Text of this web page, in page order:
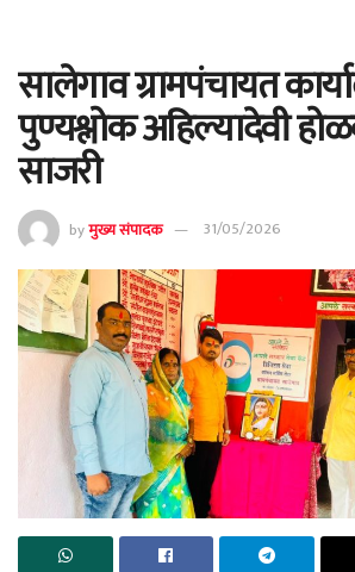
सालेगाव ग्रामपंचायत
पुण्यश्लोक अहिल्यादेवी
साजरी
byमुख्य संपादक 31/05/2026